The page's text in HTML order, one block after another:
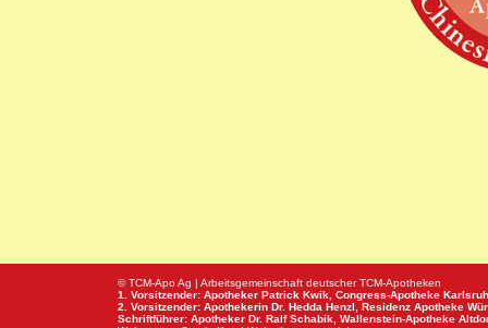
© TCM-Apo Ag | Arbeitsgemeinschaft deutscher TCM-Apotheken
1. Vorsitzender: Apotheker Patrick Kwik, Congress-Apotheke
2. Vorsitzender: Apothekerin Dr. Hedda Henzl, Residenz Apotheke
Schriftführer: Apotheker Dr. Ralf Schabik, Wallenstein-Apotheke